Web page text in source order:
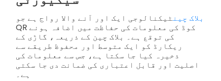
بلاک چینٹیکنالوجی ایک اور آنے والا رواج ہے جو
QR کوڈ کی معلومات کی حفاظت میں اضافہ ہونے
کی توقع ہے۔ بلاک چین کے ذریعہ، گاڑی کے
ریکارڈ کو ایک متوسط اور محفوظ طریقے سے
ذخیرہ کیا جا سکتا ہے، جس سے معلومات کی
اصلیت اور قابل اعتباری کی ضمانت دی جا سکتی
ہے۔